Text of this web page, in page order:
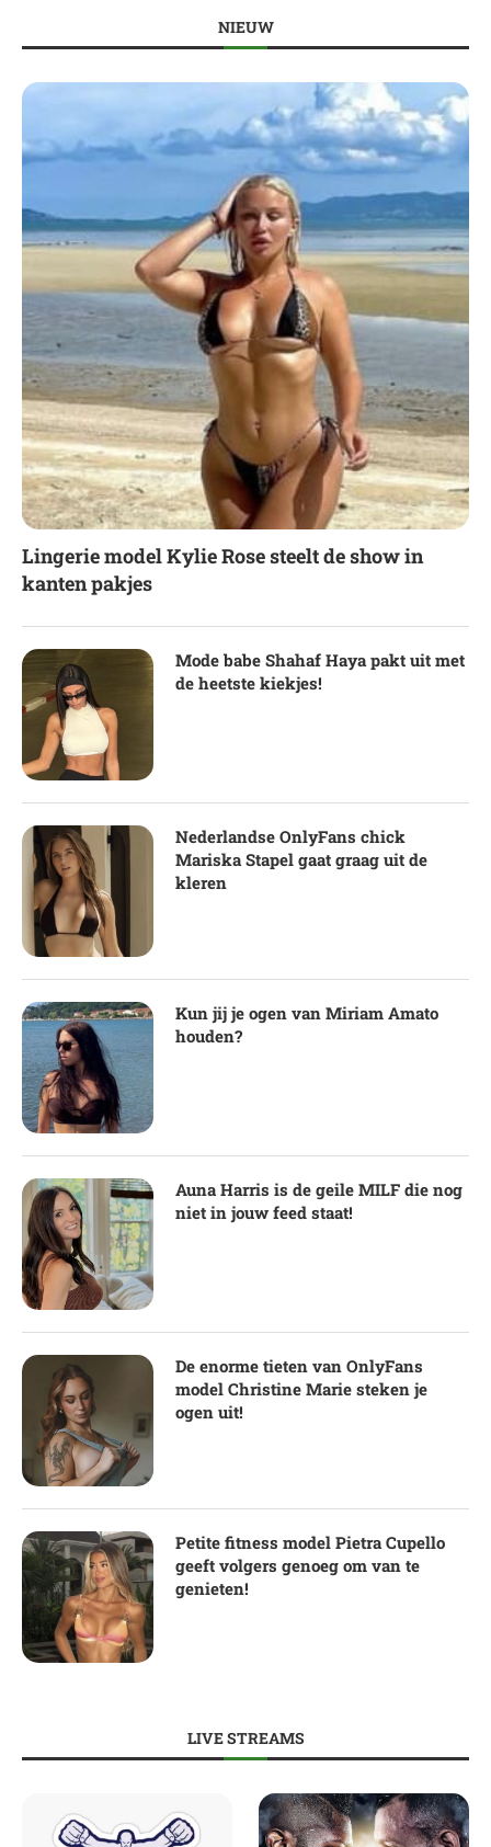
NIEUW
Lingerie model Kylie Rose steelt de show in
kanten pakjes
Mode babe Shahaf Haya pakt uit met
de heetste kiekjes!
Nederlandse OnlyFans chick
Mariska Stapel gaat graag uit de
kleren
Kun jij je ogen van Miriam Amato
houden?
Auna Harris is de geile MILF die nog
niet in jouw feed staat!
De enorme tieten van OnlyFans
model Christine Marie steken je
ogen uit!
Petite fitness model Pietra Cupello
geeft volgers genoeg om van te
genieten!
LIVE STREAMS